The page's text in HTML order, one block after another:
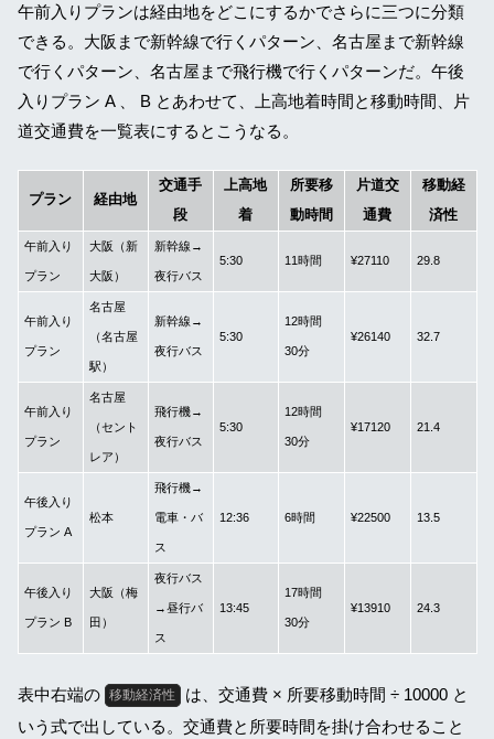
午前入りプランは経由地をどこにするかでさらに三つに分類
できる。大阪まで新幹線で行くパターン、名古屋まで新幹線
で行くパターン、名古屋まで飛行機で行くパターンだ。午後
入りプラン A 、 B とあわせて、上高地着時間と移動時間、片
道交通費を一覧表にするとこうなる。
プラン 経由地
交通手
段
上高地
着
所要移
動時間
片道交
通費
移動経
済性
午前入り
プラン
大阪（新
大阪）
新幹線→
夜行バス
5:30 11時間 ¥27110 29.8
午前入り
プラン
名古屋
（名古屋
駅）
新幹線→
夜行バス
5:30
12時間
30分
¥26140 32.7
午前入り
プラン
名古屋
（セント
レア）
飛行機→
夜行バス
5:30
12時間
30分
¥17120 21.4
午後入り
プラン A
松本
飛行機→
電車・バ
ス
12:36 6時間 ¥22500 13.5
午後入り
プラン B
大阪（梅
田）
夜行バス
→昼行バ
ス
13:45
17時間
30分
¥13910 24.3
表中右端の 移動経済性
は、交通費 × 所要移動時間 ÷ 10000 と
いう式で出している。交通費と所要時間を掛け合わせること